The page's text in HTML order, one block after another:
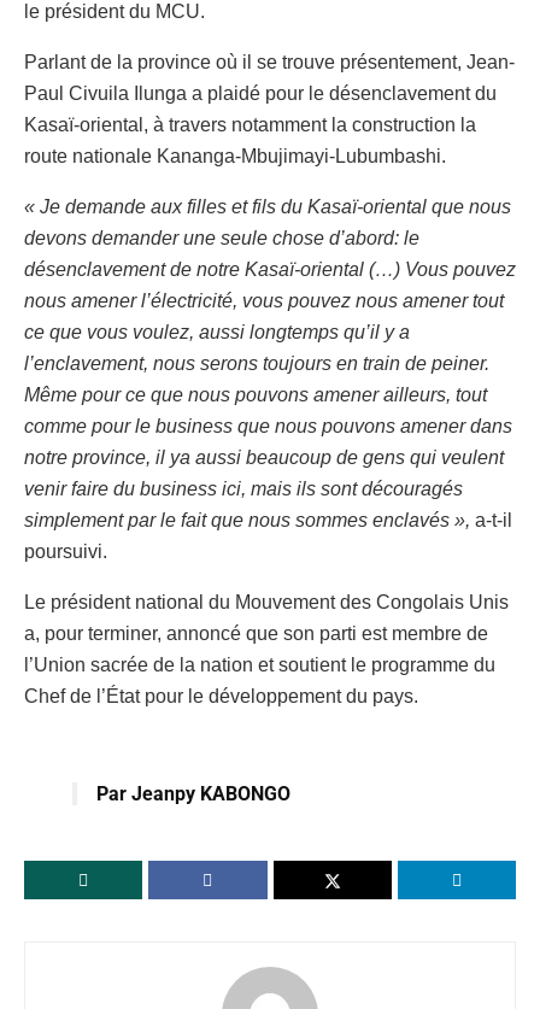
le président du MCU.
Parlant de la province où il se trouve présentement, Jean-
Paul Civuila Ilunga a plaidé pour le désenclavement du
Kasaï-oriental, à travers notamment la construction la
route nationale Kananga-Mbujimayi-Lubumbashi.
« Je demande aux filles et fils du Kasaï-oriental que nous
devons demander une seule chose d’abord: le
désenclavement de notre Kasaï-oriental (…) Vous pouvez
nous amener l’électricité, vous pouvez nous amener tout
ce que vous voulez, aussi longtemps qu’il y a
l’enclavement, nous serons toujours en train de peiner.
Même pour ce que nous pouvons amener ailleurs, tout
comme pour le business que nous pouvons amener dans
notre province, il ya aussi beaucoup de gens qui veulent
venir faire du business ici, mais ils sont découragés
simplement par le fait que nous sommes enclavés », a-t-il
poursuivi.
Le président national du Mouvement des Congolais Unis
a, pour terminer, annoncé que son parti est membre de
l’Union sacrée de la nation et soutient le programme du
Chef de l’État pour le développement du pays.
Par Jeanpy KABONGO